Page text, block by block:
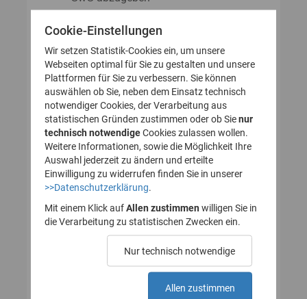
GwG zu stellen
So legen Sie Ihr Nutzerkonto für
das Transparenzregister an
(Registrierung):
1. Nutzerkonto erstellen
des Nutzerkontos
bestätigen
Cookie-Einstellungen
Wir setzen Statistik-Cookies ein, um unsere
Webseiten optimal für Sie zu gestalten und unsere
Plattformen für Sie zu verbessern. Sie können
auswählen ob Sie, neben dem Einsatz technisch
notwendiger Cookies, der Verarbeitung aus
statistischen Gründen zustimmen oder ob Sienur
technisch notwendigeCookies zulassen wollen.
Weitere Informationen, sowie die Möglichkeit Ihre
Auswahl jederzeit zu ändern und erteilte
Einwilligung zu widerrufen finden Sie in unserer
>>Datenschutzerklärung
Mit einem Klick auf Allen zustimmen willigen Sie in
die Verarbeitung zu statistischen Zwecken ein.
Nur technisch notwendige
Allen zustimmen